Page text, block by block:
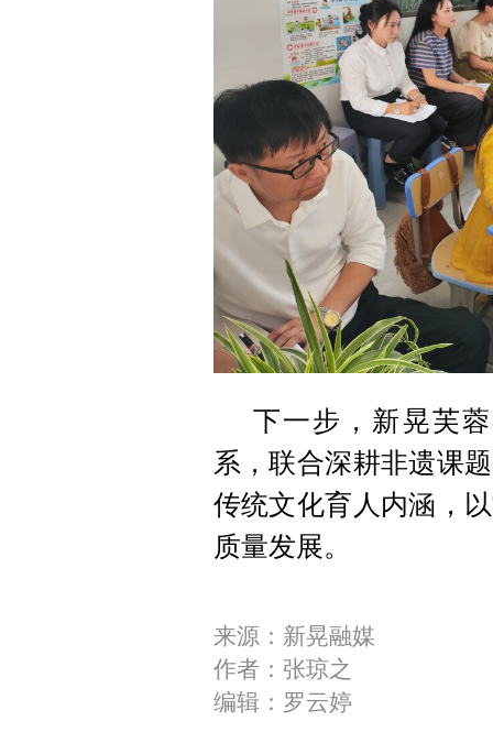
下一步，新晃芙
系，联合深耕非遗课
传统文化育人内涵，
质量发展。
来源：新晃融媒
作者：张琼之
编辑：罗云婷